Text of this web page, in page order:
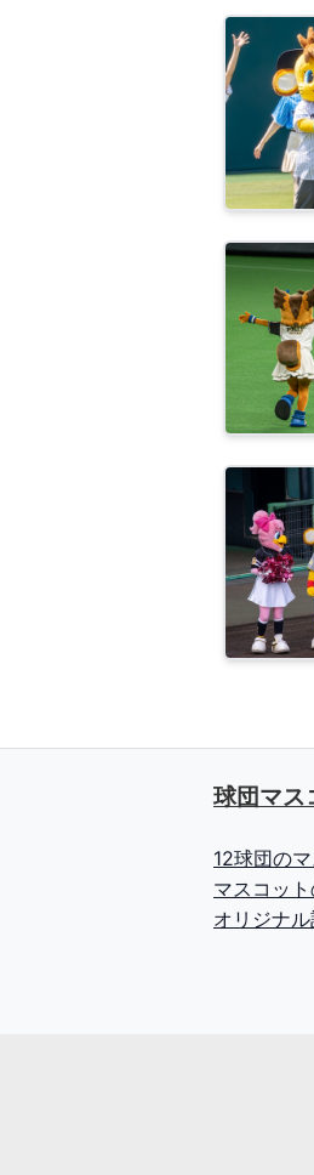
球団マス
12球団の
マスコッ
オリジナ